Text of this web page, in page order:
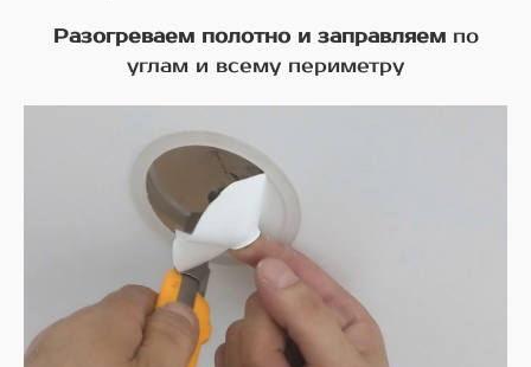
Разогреваем полотно и заправляемпо
углам и всему периметру